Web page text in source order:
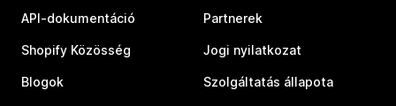
API-dokumentáció
Shopify Közösség
Blogok
Partnerek
Jogi nyilatkozat
Szolgáltatás állapota